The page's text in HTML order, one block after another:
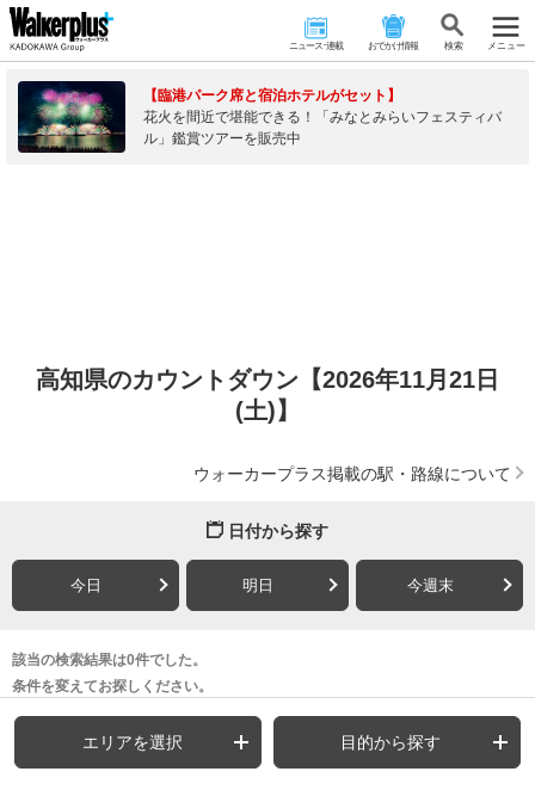
ニュース･連載 おでかけ情報 検 索 メニュー
【臨港パーク席と宿泊ホテルがセット】
花火を間近で堪能できる！「みなとみらいフェスティバ
ル」鑑賞ツアーを販売中
高知県のカウントダウン【2026年11月21日
(土)】
ウォーカープラス掲載の駅・路線について
日付から探す
今日 明日 今週末
該当の検索結果は0件でした。
条件を変えてお探しください。
エリアを選択 目的から探す